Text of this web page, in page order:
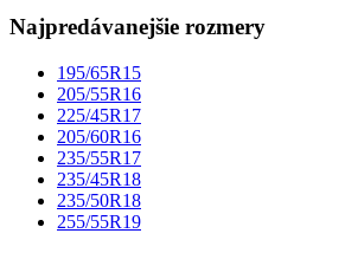
Najpredávanejšie rozmery
195/65R15
205/55R16
225/45R17
205/60R16
235/55R17
235/45R18
235/50R18
255/55R19